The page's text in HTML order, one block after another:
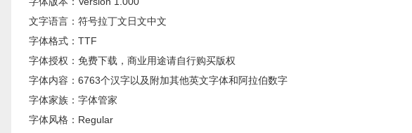
文字语言：符号拉丁文日文中文
字体格式：TTF
字体授权：免费下载，商业用途请自行购买版权
字体内容：6763个汉字以及附加其他英文字体和阿拉伯数字
字体家族：字体管家
字体风格：Regular